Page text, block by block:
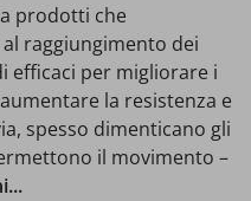
prodotti che
raggiungimento dei
efficaci per migliorare i
la resistenza e
spesso dimenticano gli
il movimento –